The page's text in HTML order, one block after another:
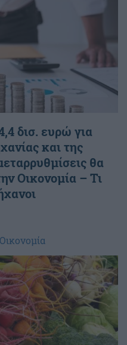
δισ. ευρώ για
και της
θα
Οικονομία – Τι
Οικονομία